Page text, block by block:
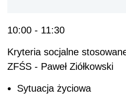
10:00 - 11:30
Kryteria socjalne
ZFŚS - Paweł Ziółkowski
Sytuacja życiowa